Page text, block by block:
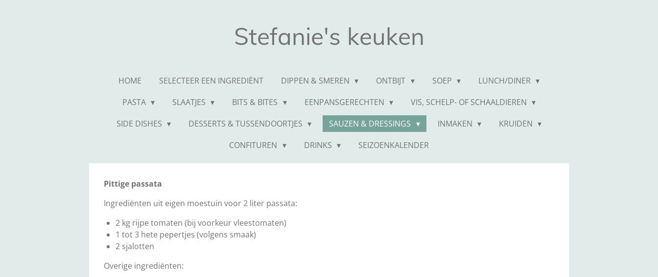
Stefanie's keuken
HOME SELECTEER EEN INGREDIËNT DIPPEN & SMEREN ONTBIJT SOEP
LUNCH/DINER
PASTA
SLAATJES BITS & BITES EENPANSGERECHTEN
VIS, SCHELP- OF SCHAALDIEREN
SIDE DISHES
DESSERTS & TUSSENDOORTJES SAUZEN & DRESSINGS INMAKEN
KRUIDEN
CONFITUREN
DRINKS SEIZOENKALENDER
Pittige passata
Ingrediënten uit eigen moestuin voor 2 liter passata:
2 kg rijpe tomaten (bij voorkeur vleestomaten)
1 tot 3 hete pepertjes (volgens smaak)
2 sjalotten
Overige ingrediënten: